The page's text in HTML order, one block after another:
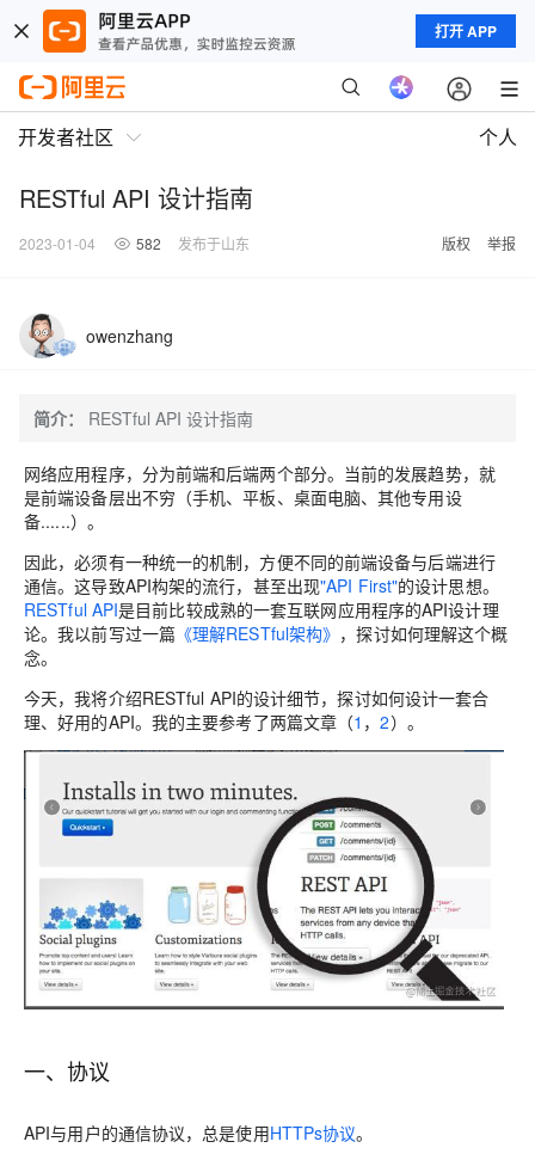
打开 APP
开发者社区 个人
RESTful API 设计指南
2023-01-04 582 发布于山东 版权 举报
owenzhang
简介： RESTful API 设计指南
网络应用程序，分为前端和后端两个部分。当前的发展趋势，就
是前端设备层出不穷（手机、平板、桌面电脑、其他专用设
备......）。
因此，必须有一种统一的机制，方便不同的前端设备与后端进行
通信。这导致API构架的流行，甚至出现"API First"的设计思想。
RESTful API是目前比较成熟的一套互联网应用程序的API设计理
论。我以前写过一篇 《理解RESTful架构》 ，探讨如何理解这个概
念。
今天，我将介绍RESTful API的设计细节，探讨如何设计一套合
理、好用的API。我的主要参考了两篇文章（1 ，2）。
一、协议
API与用户的通信协议，总是使用HTTPs协议。